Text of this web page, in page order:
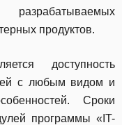
продуктов.
доступность
с любым видом и
Сроки
программы «IT-